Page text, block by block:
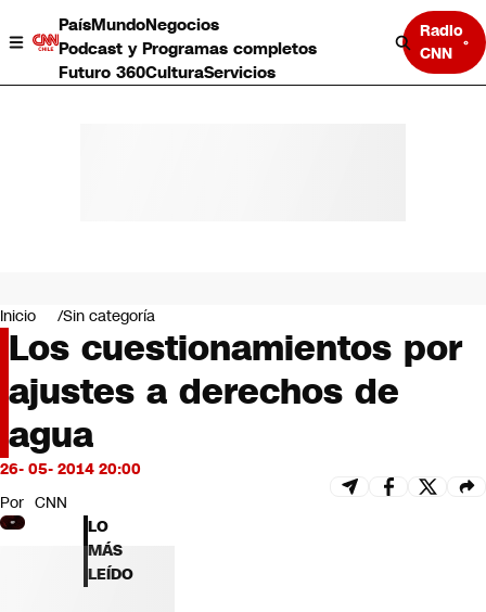
PaísMundoNegocios
Podcast y Programas completos
Futuro 360CulturaServicios
Radio
CNN
Negocios
Deportes
Programas completos
Cultura
Servicios
Bits
CNN Data
CNN tiempo
Futuro 360
Opinión
Inicio Sin categoría
Los cuestionamientos por
ajustes a derechos de
agua
26- 05- 2014 20:00
Por CNN
LO
MÁS
LEÍDO